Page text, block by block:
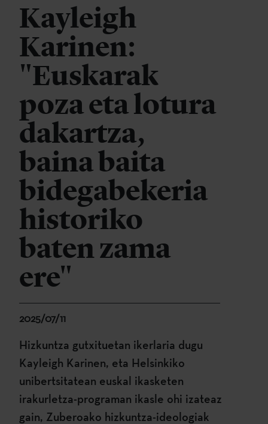
Kayleigh
Karinen:
"Euskarak
poza eta lotura
dakartza,
baina baita
bidegabekeria
historiko
baten zama
ere"
2025/07/11
Hizkuntza gutxituetan ikerlaria dugu
Kayleigh Karinen, eta Helsinkiko
unibertsitatean euskal ikasketen
irakurletza-programan ikasle ohi izateaz
gain, Zuberoako hizkuntza-ideologiak